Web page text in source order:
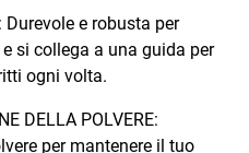
su qualsiasi
di batterie 18V
con tutti gli utensili
Durevole e robusta per
si collega a una guida per
ogni volta.
DELLA POLVERE:
per mantenere il tuo